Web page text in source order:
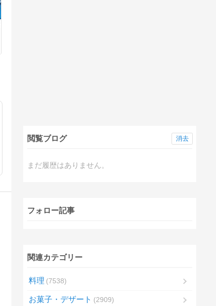
閲覧ブログ
まだ履歴はありません。
消去
フォロー記事
関連カテゴリー
料理 7538
お菓子・デザート 2909